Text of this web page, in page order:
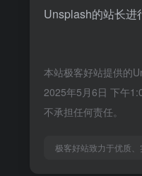
Unsplash的站长进
本站极客好站提供的
2025年5月6日 下午
不承担任何责任。
极客好站致力于优质